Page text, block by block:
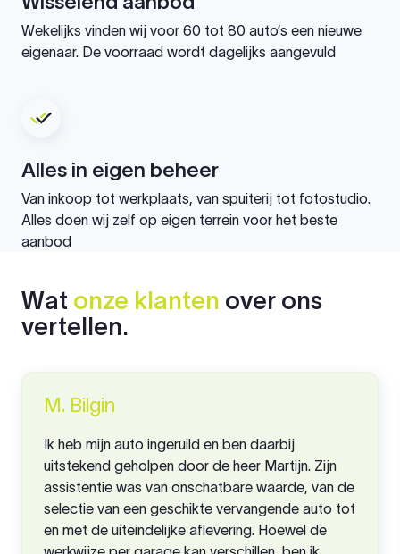
Wekelijks vinden wij voor 60 tot 80 auto’s een nieuwe
eigenaar. De voorraad wordt dagelijks aangevuld
Alles in eigen beheer
Van inkoop tot werkplaats, van spuiterij tot fotostudio.
Alles doen wij zelf op eigen terrein voor het beste
aanbod
Wat onze klanten over ons
vertellen.
M. Bilgin
Ik heb mijn auto ingeruild en ben daarbij
uitstekend geholpen door de heer Martijn. Zijn
assistentie was van onschatbare waarde, van de
selectie van een geschikte vervangende auto tot
en met de uiteindelijke aflevering. Hoewel de